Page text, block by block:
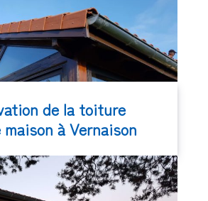
de la toiture
maison à Vernaison